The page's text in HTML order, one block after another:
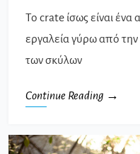
Το crate ίσως είναι
εργαλεία γύρω από
των σκύλων
Continue Reading →